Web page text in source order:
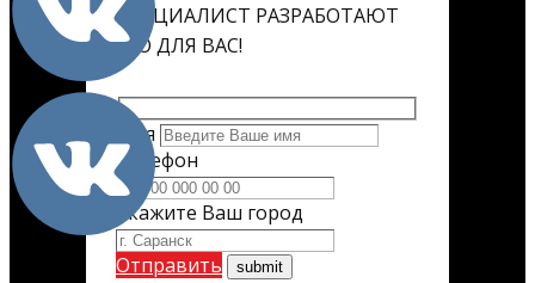
СПЕЦИАЛИСТ РАЗРАБОТАЮТ
ЕГО ДЛЯ ВАС!
Имя
Телефон
Укажите Ваш город
Отправить